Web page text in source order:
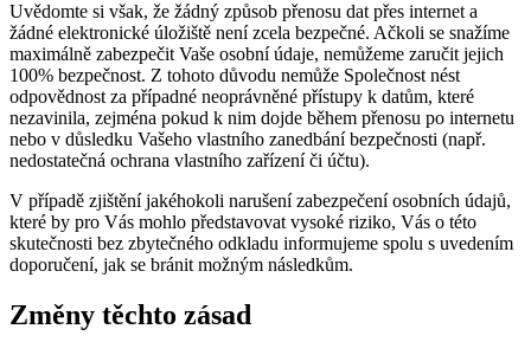
Uvědomte si však, že žádný způsob přenosu dat přes internet a
žádné elektronické úložiště není zcela bezpečné. Ačkoli se snažíme
maximálně zabezpečit Vaše osobní údaje, nemůžeme zaručit jejich
100% bezpečnost. Z tohoto důvodu nemůže Společnost nést
odpovědnost za případné neoprávněné přístupy k datům, které
nezavinila, zejména pokud k nim dojde během přenosu po internetu
nebo v důsledku Vašeho vlastního zanedbání bezpečnosti (např.
nedostatečná ochrana vlastního zařízení či účtu).
V případě zjištění jakéhokoli narušení zabezpečení osobních údajů,
které by pro Vás mohlo představovat vysoké riziko, Vás o této
skutečnosti bez zbytečného odkladu informujeme spolu s uvedením
doporučení, jak se bránit možným následkům.
Změny těchto zásad